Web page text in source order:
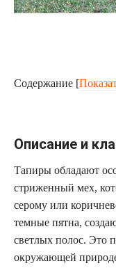
Содержание [
Описание и
Тапиры обладают
стриженный мех,
серому или
темные пятна,
светлых полос. Это
окружающей